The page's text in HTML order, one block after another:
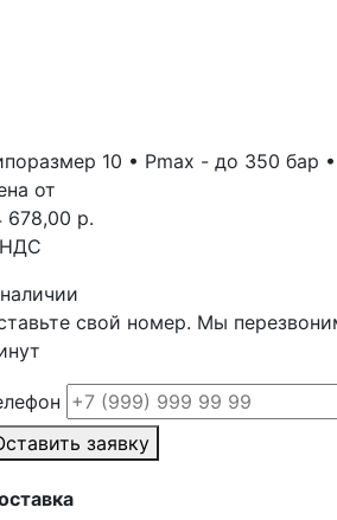
10 • Pmax - до 350 бap
от
678,00 р.
свой номер. Мы
заявку